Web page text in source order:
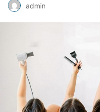
admin